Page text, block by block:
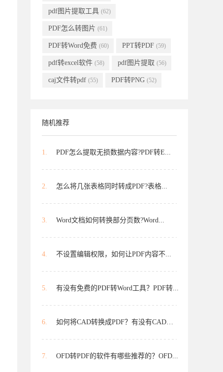
pdf图片提取工具 (62)
PDF怎么转图片 (61)
PDF转Word免费 (60) PPT转PDF (59)
pdf转excel软件 (58) pdf图片提取 (56)
caj文件转pdf (55) PDF转PNG (52)
随机推荐
1. PDF怎么提取无损数据内容?PDF转E...
2. 怎么将几张表格同时转成PDF?表格...
3. Word文档如何转换部分页数?Word...
4. 不设置编辑权限，如何让PDF内容不...
5. 有没有免费的PDF转Word工具？PDF转...
6. 如何将CAD转换成PDF？有没有CAD转...
7. OFD转PDF的软件有哪些推荐的？OFD...